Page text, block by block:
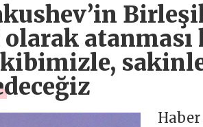
atanması
Haber